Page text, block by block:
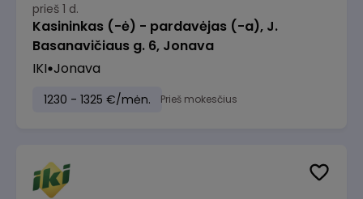
prieš 1 d.
Kasininkas (-ė) - pardavėjas (-a), J.
Basanavičiaus g. 6, Jonava
IKI Jonava
1230 - 1325 €/mėn. Prieš mokesčius